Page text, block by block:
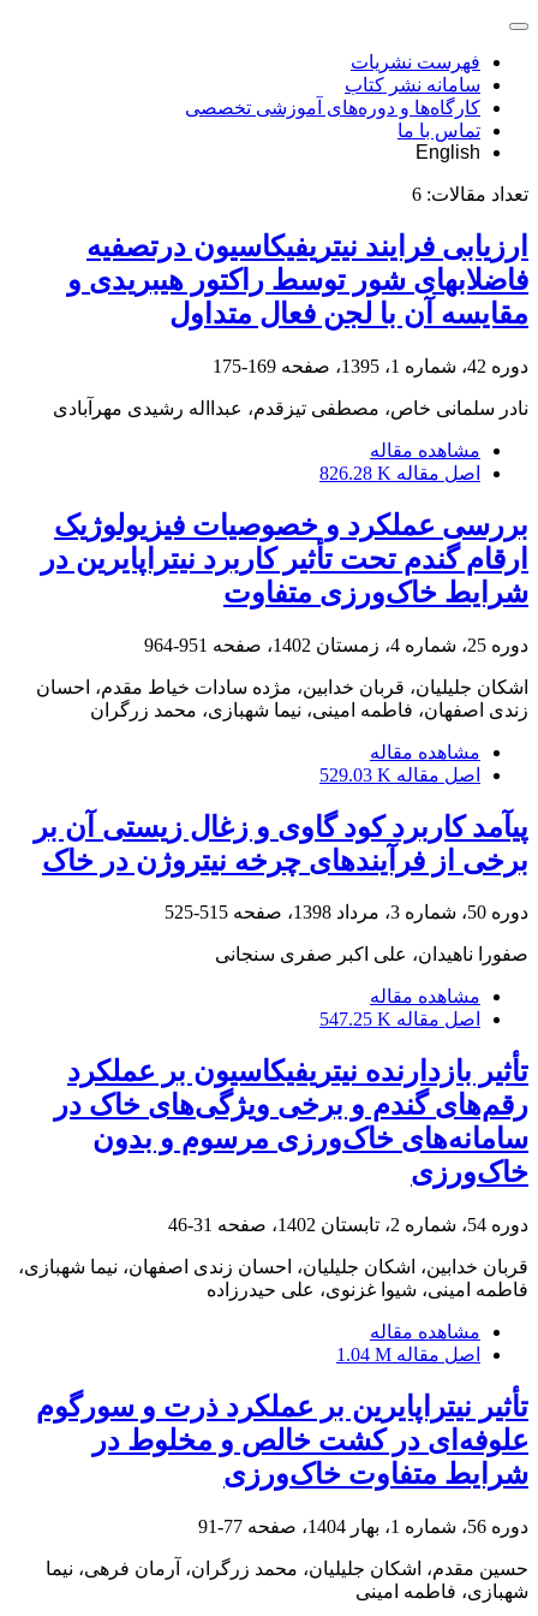
فهرست نشریات
سامانه نشر کتاب
کارگاه‌ها و دوره‌های آموزشی تخصصی
تماس با ما
English
تعداد مقالات: 6
ارزیابی فرایند نیتریفیکاسیون درتصفیه
فاضلابهای شور توسط راکتور هیبریدی و
مقایسه آن با لجن فعال متداول
دوره 42، شماره 1، 1395، صفحه 169-175
نادر سلمانی خاص، مصطفی تیزقدم، عبدااله رشیدی مهرآبادی
مشاهده مقاله
اصل مقاله 826.28 K
بررسی عملکرد و خصوصیات فیزیولوژیک
ارقام گندم تحت تأثیر کاربرد نیتراپایرین در
شرایط خاک‌ورزی متفاوت
دوره 25، شماره 4، زمستان 1402، صفحه 951-964
اشکان جلیلیان، قربان خدابین، مژده سادات خیاط مقدم، احسان
زندی اصفهان، فاطمه امینی، نیما شهبازی، محمد زرگران
مشاهده مقاله
اصل مقاله 529.03 K
پیآمد کاربرد کود گاوی و زغال زیستی آن بر
برخی از فرآیندهای چرخه نیتروژن در خاک
دوره 50، شماره 3، مرداد 1398، صفحه 515-525
صفورا ناهیدان، علی اکبر صفری سنجانی
مشاهده مقاله
اصل مقاله 547.25 K
تأثیر بازدارنده نیتریفیکاسیون بر عملکرد
رقم‌های گندم و برخی ویژگی‌های خاک در
سامانه‌های خاک‌ورزی مرسوم و بدون
خاک‌ورزی
دوره 54، شماره 2، تابستان 1402، صفحه 31-46
قربان خدابین، اشکان جلیلیان، احسان زندی اصفهان، نیما شهبازی،
فاطمه امینی، شیوا غزنوی، علی حیدرزاده
مشاهده مقاله
اصل مقاله 1.04 M
تأثیر نیتراپایرین بر عملکرد ذرت و سورگوم
علوفه‌ای در کشت خالص و مخلوط در
شرایط متفاوت خاک‌ورزی
دوره 56، شماره 1، بهار 1404، صفحه 77-91
حسین مقدم، اشکان جلیلیان، محمد زرگران، آرمان فرهی، نیما
شهبازی، فاطمه امینی